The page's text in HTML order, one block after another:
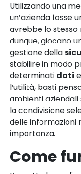
Utilizzando una
un’azienda fosse
avrebbe lo stesso
dunque, giocano
gestione della
stabilire in modo
determinati dati
l’utilità, basti
ambienti aziendali
la condivisione
delle informazioni
importanza.
Come